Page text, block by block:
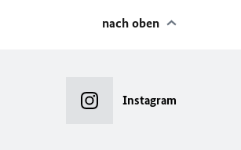
nach oben
Instagram